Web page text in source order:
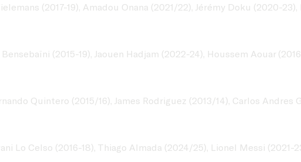
(2017-19), Amadou Onana (2021/22), Jérémy Doku (2020-
(2015-19), Jaouen Hadjam (2022-24), Houssem Aouar
Quintero (2015/16), James Rodriguez (2013/14), Carlos
Lo Celso (2016-18), Thiago Almada (2024/25), Lionel Messi (2021-